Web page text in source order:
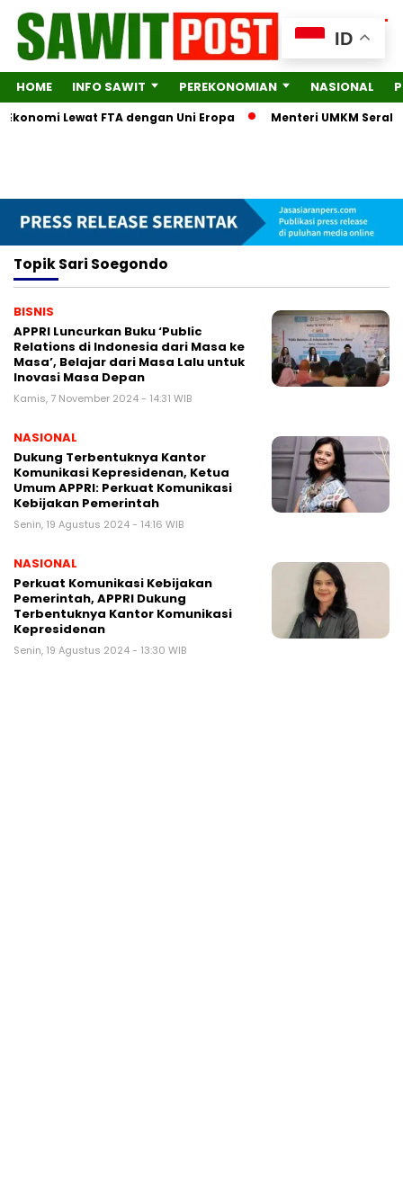
HOME INFO SAWIT PEREKONOMIAN NASIONAL
Lewat FTA dengan Uni Eropa Menteri UMKM
TopikSari Soegondo
BISNIS
APPRI Luncurkan Buku ‘Public
Relations di Indonesia dari Masa ke
Masa’, Belajar dari Masa Lalu untuk
Inovasi Masa Depan
Kamis, 7 November 2024 - 14:31 WIB
NASIONAL
Dukung Terbentuknya Kantor
Komunikasi Kepresidenan, Ketua
Umum APPRI: Perkuat Komunikasi
Kebijakan Pemerintah
Senin, 19 Agustus 2024 - 14:16 WIB
NASIONAL
Perkuat Komunikasi Kebijakan
Pemerintah, APPRI Dukung
Terbentuknya Kantor Komunikasi
Kepresidenan
Senin, 19 Agustus 2024 - 13:30 WIB
ID